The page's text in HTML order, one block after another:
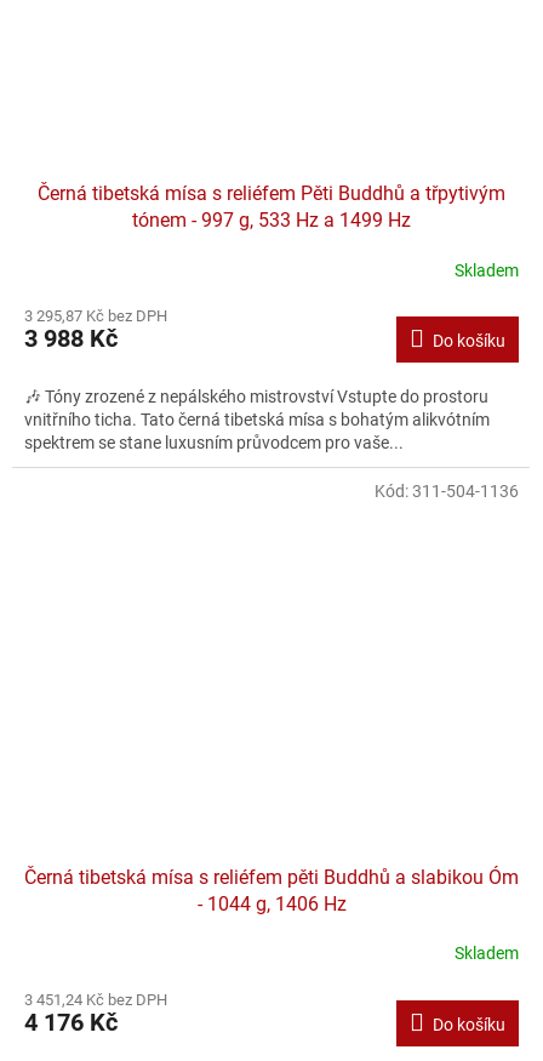
Černá tibetská mísa s reliéfem Pěti Buddhů a třpytivým
tónem - 997 g, 533 Hz a 1499 Hz
Skladem
3 295,87 Kč bez DPH
3 988 Kč Do košíku
🎶 Tóny zrozené z nepálského mistrovství Vstupte do prostoru
vnitřního ticha. Tato černá tibetská mísa s bohatým alikvótním
spektrem se stane luxusním průvodcem pro vaše...
Černá tibetská mísa s reliéfem pěti Buddhů a slabikou Óm
- 1044 g, 1406 Hz
Skladem
3 451,24 Kč bez DPH
4 176 Kč Do košíku
Kód:311-504-1136